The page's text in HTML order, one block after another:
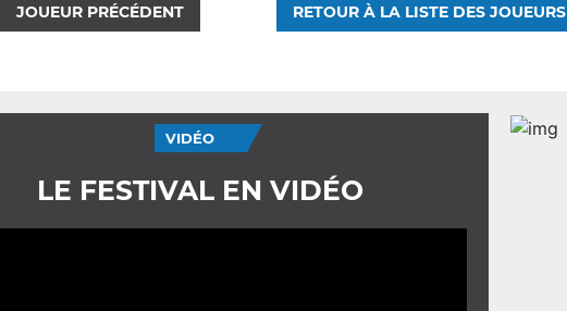
JOUEUR PRÉCÉDENT RETOUR À LA LISTE DES JOUEURS
VIDÉO
LE FESTIVAL EN VIDÉO